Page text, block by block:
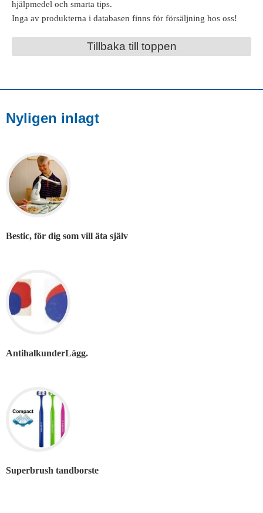
hjälpmedel och smarta tips.
Inga av produkterna i databasen finns för försäljning hos oss!
Tillbaka till toppen
Nyligen inlagt
Bestic, för dig som vill äta själv
AntihalkunderLägg.
Superbrush tandborste